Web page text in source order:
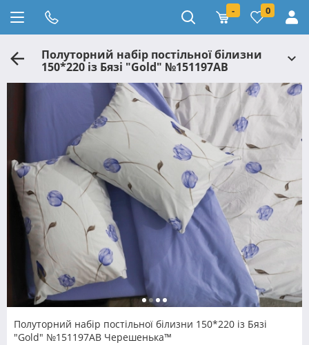
- 0
Полуторний набір постільної білизни
150*220 із Бязі "Gold" №151197АВ
Черешенька™
Полуторний набір постільної білизни 150*220 із Бязі
"Gold" №151197АВ Черешенька™